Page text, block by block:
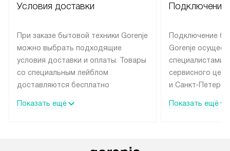
Условия доставки
При заказе бытовой техники Gorenje
можно выбрать подходящие
условия доставки и оплаты. Товары
со специальным лейблом
доставляются бесплатно
до подъезда, выезд за МКАД
Показать ещё
Подключение
Подключение
Gorenje
специалистами
сервисного
и Санкт-
подключается
Показать ещё